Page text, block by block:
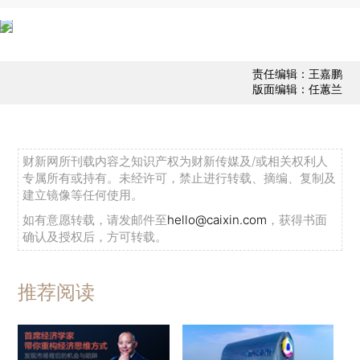
责任编辑：王嘉鹏
版面编辑：任蕙兰
财新网所刊载内容之知识产权为财新传媒及/或相关权利人
专属所有或持有。未经许可，禁止进行转载、摘编、复制及
建立镜像等任何使用。
如有意愿转载，请发邮件至hello@caixin.com ，获得书面
确认及授权后，方可转载。
推荐阅读